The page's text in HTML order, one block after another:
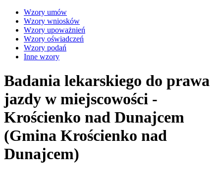
Wzory umów
Wzory wniosków
Wzory upoważnień
Wzory oświadczeń
Wzory podań
Inne wzory
Badania lekarskiego do prawa
jazdy w miejscowości -
Krościenko nad Dunajcem
(Gmina Krościenko nad
Dunajcem)